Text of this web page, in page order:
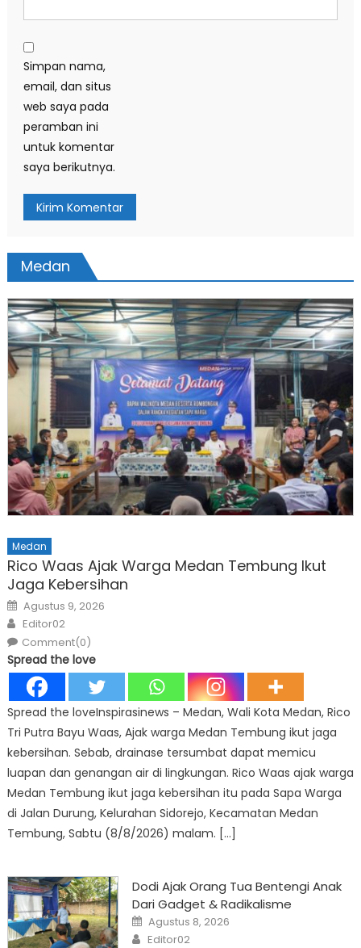
Simpan nama,
email, dan situs
web saya pada
peramban ini
untuk komentar
saya berikutnya.
Medan
Medan
Rico Waas Ajak Warga Medan Tembung Ikut
Jaga Kebersihan
Posted
on
Agustus 9, 2026
Author
Editor02
Comment(0)
Spread the love
Spread the loveInspirasinews – Medan, Wali Kota Medan, Rico
Tri Putra Bayu Waas, Ajak warga Medan Tembung ikut jaga
kebersihan. Sebab, drainase tersumbat dapat memicu
luapan dan genangan air di lingkungan. Rico Waas ajak warga
Medan Tembung ikut jaga kebersihan itu pada Sapa Warga
di Jalan Durung, Kelurahan Sidorejo, Kecamatan Medan
Tembung, Sabtu (8/8/2026) malam. […]
Dodi Ajak Orang Tua Bentengi Anak
Dari Gadget & Radikalisme
Posted
on
Agustus 8, 2026
Author
Editor02